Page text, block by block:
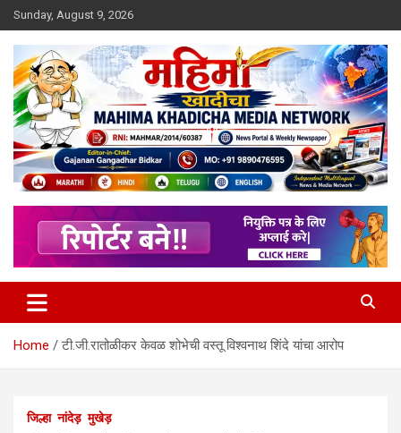
Skip
to
content
Sunday, August 9, 2026
Mahimakhadicha
Home टी.जी.रातोळीकर केवळ शोभेची वस्तू विश्वनाथ शिंदे यांचा आरोप
जिल्हा नांदेड़ मुखेड़